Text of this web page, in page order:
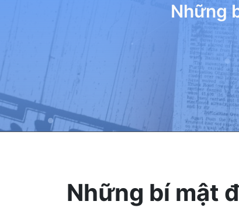
Những
Những bí mật